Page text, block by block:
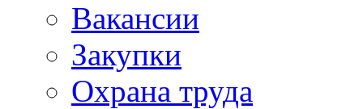
Вакансии
Закупки
Охрана труда